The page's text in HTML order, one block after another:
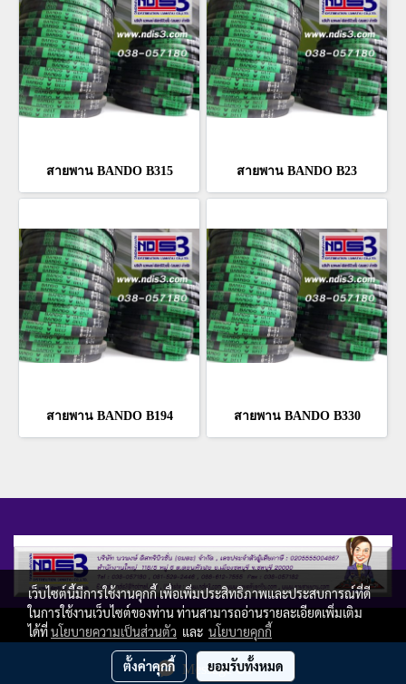
Message Us
สายพาน BANDO B315 สายพาน BANDO B23
สายพาน BANDO B194 สายพาน BANDO B330
Copy right by ndis3.com
ผู้เข้าชมวันนี้ 4,924
เว็บไซต์นี้มีการใช้งานคุกกี้ เพื่อเพิ่มประสิทธิภาพและประสบการณ์ที่ดี
ในการใช้งานเว็บไซต์ของท่าน ท่านสามารถอ่านรายละเอียดเพิ่มเติม
ได้ที่นโยบายความเป็นส่วนตัว และ นโยบายคุกกี้
ตั้งค่าคุกกี้ ยอมรับทั้งหมด